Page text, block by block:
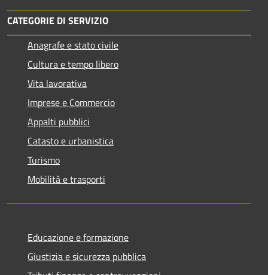
CATEGORIE DI SERVIZIO
Anagrafe e stato civile
Cultura e tempo libero
Vita lavorativa
Imprese e Commercio
Appalti pubblici
Catasto e urbanistica
Turismo
Mobilità e trasporti
Educazione e formazione
Giustizia e sicurezza pubblica